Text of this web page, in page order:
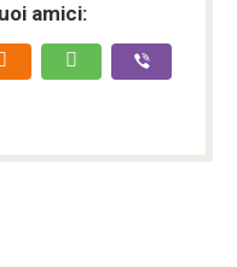
amici: